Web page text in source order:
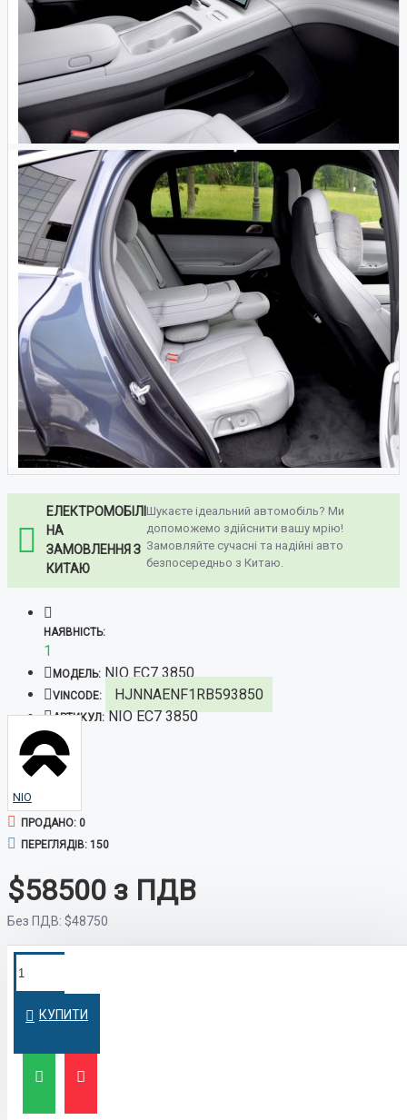
ЕЛЕКТРОМОБІЛІ
НА
ЗАМОВЛЕННЯ З
КИТАЮ
Шукаєте ідеальний автомобіль? Ми
допоможемо здійснити вашу мрію!
Замовляйте сучасні та надійні авто
безпосередньо з Китаю.
НАЯВНІСТЬ:
1
МОДЕЛЬ: NIO EC7 3850
VINCODE: HJNNAENF1RB593850
АРТИКУЛ: NIO EC7 3850
NIO
ПРОДАНО: 0
ПЕРЕГЛЯДІВ: 150
$58500
Без ПДВ: $48750
КУПИТИ
КРЕДИТ